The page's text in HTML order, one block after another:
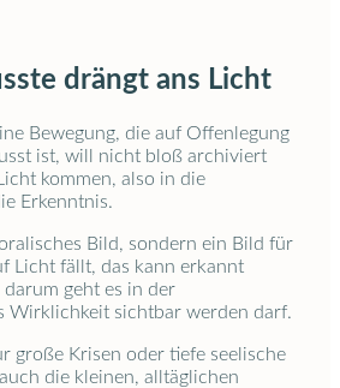
drängt ans Licht
Bewegung, die auf Offenlegung
ist, will nicht bloß archiviert
kommen, also in die
Erkenntnis.
Bild, sondern ein Bild für
Licht fällt, das kann erkannt
geht es in der
Wirklichkeit sichtbar werden darf.
große Krisen oder tiefe seelische
die kleinen, alltäglichen